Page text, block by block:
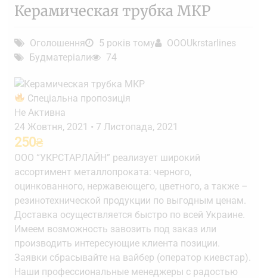
Керамическая трубка МКР
Оголошення 5 років тому
OOOUkrstarlines
Будматеріали
74
Спеціальна пропозиція
Не Активна
24 Жовтня, 2021 • 7 Листопада, 2021
250₴
ООО “УКРСТАРЛАЙН” реализует широкий
ассортимент металлопроката: черного,
оцинкованного, нержавеющего, цветного, а также –
резинотехнической продукции по выгодным ценам.
Доставка осуществляется быстро по всей Украине.
Имеем возможность завозить под заказ или
производить интересующие клиента позиции.
Заявки сбрасывайте на вайбер (оператор киевстар).
Наши профессиональные менеджеры с радостью